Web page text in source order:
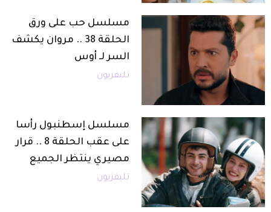
مسلسل حب على ورق
الحلقة 38 .. مروان يكشف
السر لـ أوس
تليفزيون
مسلسل إسطنبول رأسا
على عقب الحلقة 8 .. قرار
مصيري ينتظر الجميع
تليفزيون